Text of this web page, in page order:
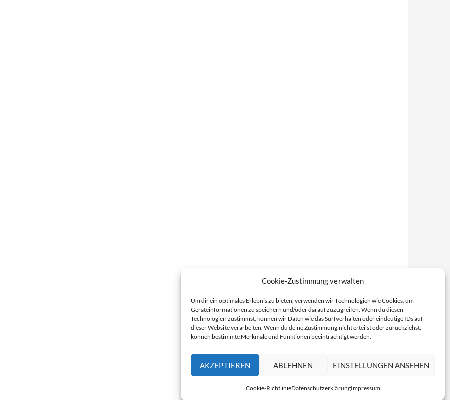
Cookie-Zustimmung verwalten
Um dir ein optimales Erlebnis zu bieten, verwenden wir Technologien wie Cookies, um
Geräteinformationen zu speichern und/oder darauf zuzugreifen. Wenn du diesen
Technologien zustimmst, können wir Daten wie das Surfverhalten oder eindeutige IDs auf
dieser Website verarbeiten. Wenn du deine Zustimmung nicht erteilst oder zurückziehst,
können bestimmte Merkmale und Funktionen beeinträchtigt werden.
AKZEPTIEREN ABLEHNEN EINSTELLUNGEN ANSEHEN
Cookie-RichtlinieDatenschutzerklärungImpressum